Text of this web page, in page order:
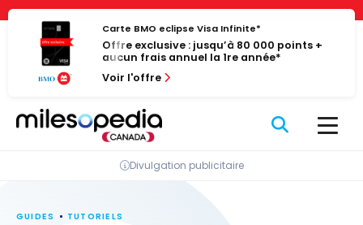
Panneau de gestion des cookies
Passer
contenu
Carte BMO eclipse Visa Infinite*
Offre exclusive : jusqu’à 80 000 points +
aucun frais annuel la 1re année*
Voir l'offre
Divulgation publicitaire
GUIDES TUTORIELS